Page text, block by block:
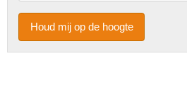
Houd mij op de hoogte